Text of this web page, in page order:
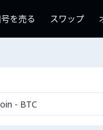
を売る スワップ
- BTC